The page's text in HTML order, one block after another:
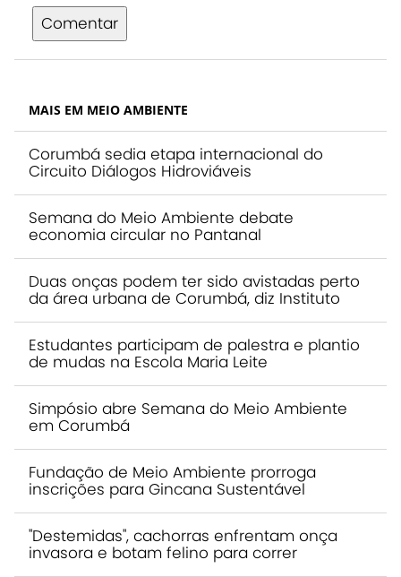
Comentar
MAIS EM MEIO AMBIENTE
Corumbá sedia etapa internacional do
Circuito Diálogos Hidroviáveis
Semana do Meio Ambiente debate
economia circular no Pantanal
Duas onças podem ter sido avistadas perto
da área urbana de Corumbá, diz Instituto
Estudantes participam de palestra e plantio
de mudas na Escola Maria Leite
Simpósio abre Semana do Meio Ambiente
em Corumbá
Fundação de Meio Ambiente prorroga
inscrições para Gincana Sustentável
"Destemidas", cachorras enfrentam onça
invasora e botam felino para correr